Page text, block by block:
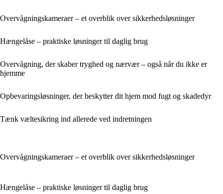
Overvågningskameraer – et overblik over sikkerhedsløsninger
Hængelåse – praktiske løsninger til daglig brug
Overvågning, der skaber tryghed og nærvær – også når du ikke er
hjemme
Opbevaringsløsninger, der beskytter dit hjem mod fugt og skadedyr
Tænk væltesikring ind allerede ved indretningen
Overvågningskameraer – et overblik over sikkerhedsløsninger
Hængelåse – praktiske løsninger til daglig brug